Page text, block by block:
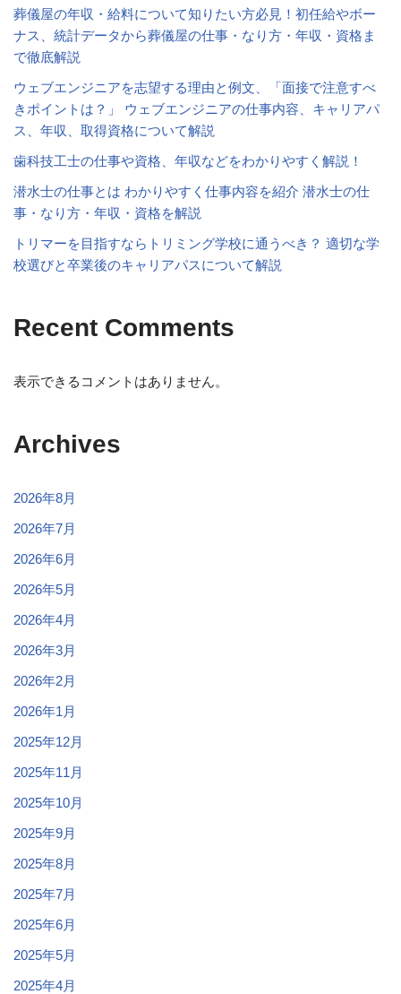
葬儀屋の年収・給料について知りたい方必見！初任給やボー
ナス、統計データから葬儀屋の仕事・なり方・年収・資格ま
で徹底解説
ウェブエンジニアを志望する理由と例文、「面接で注意すべ
きポイントは？」 ウェブエンジニアの仕事内容、キャリアパ
ス、年収、取得資格について解説
歯科技工士の仕事や資格、年収などをわかりやすく解説！
潜水士の仕事とは わかりやすく仕事内容を紹介 潜水士の仕
事・なり方・年収・資格を解説
トリマーを目指すならトリミング学校に通うべき？ 適切な学
校選びと卒業後のキャリアパスについて解説
Recent Comments
表示できるコメントはありません。
Archives
2026年8月
2026年7月
2026年6月
2026年5月
2026年4月
2026年3月
2026年2月
2026年1月
2025年12月
2025年11月
2025年10月
2025年9月
2025年8月
2025年7月
2025年6月
2025年5月
2025年4月